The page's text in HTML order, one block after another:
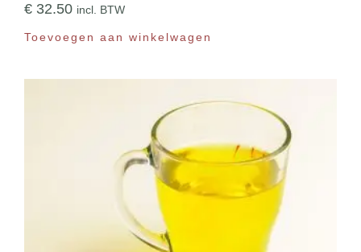
€ 32.50 incl. BTW
Toevoegen aan winkelwagen